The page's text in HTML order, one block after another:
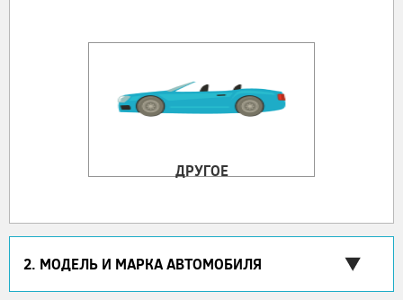
ДРУГОЕ
2. МОДЕЛЬ И МАРКА АВТОМОБИЛЯ